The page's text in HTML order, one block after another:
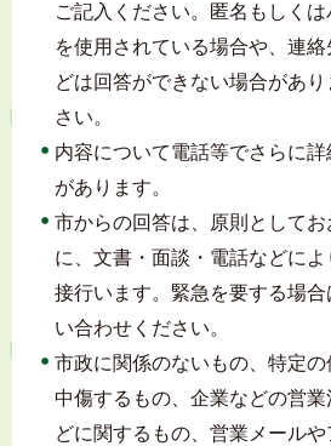
ご記入ください。匿名もしく
を使用されている場合や、連
どは回答ができない場合があ
さい。
内容について電話等でさらに
があります。
市からの回答は、原則として
に、文書・面談・電話などに
接行います。緊急を要する場
い合わせください。
市政に関係のないもの、特定の
中傷するもの、企業などの営
どに関するもの、営業メール